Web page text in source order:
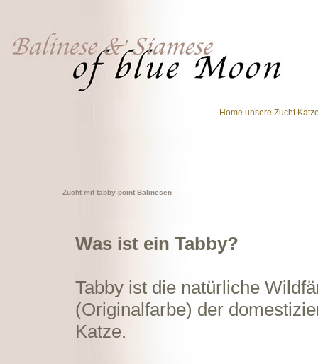
Home unsere Zucht
Zucht mit tabby-point Balinesen
Was ist ein Tabby?
Tabby ist die natürliche
(Originalfarbe) der
Katze.